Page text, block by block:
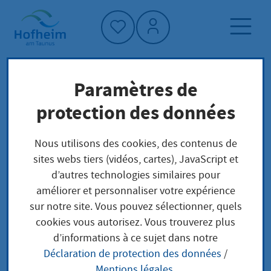
Accueil"
Page d'accueil
Trouver un service
Préoccupations locales
Verlängerung der Aufenthaltserlaubnis für den
Familiennachzug eines ausländischen Kindes
zu einem deutschen Elternteil beantragen
Verlängerung der
Aufenthaltserlaubnis
Paramètres de
protection des données
Nous utilisons des cookies, des contenus de
sites webs tiers (vidéos, cartes), JavaScript et
d’autres technologies similaires pour
améliorer et personnaliser votre expérience
sur notre site. Vous pouvez sélectionner, quels
cookies vous autorisez. Vous trouverez plus
d’informations à ce sujet dans notre
Déclaration de protection des données /